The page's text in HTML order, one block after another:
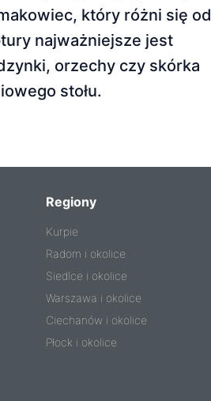
który różni się od
najważniejsze jest
orzechy czy skórka
stołu.
Regiony
Kurpie
Radom i okolice
Siedlce i okolice
Warszawa i okolice
Ciechanów i okolice
Płock i okolice